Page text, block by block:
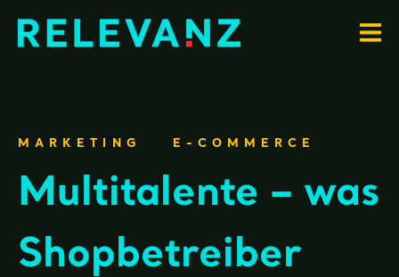
MARKETING E-COMMERCE
Multitalente – was
Shopbetreiber